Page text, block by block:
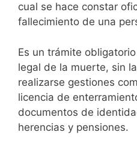
cual se hace constar
fallecimiento de una
Es un trámite
legal de la muerte, sin
realizarse gestiones
licencia de
documentos de
herencias y pensiones.